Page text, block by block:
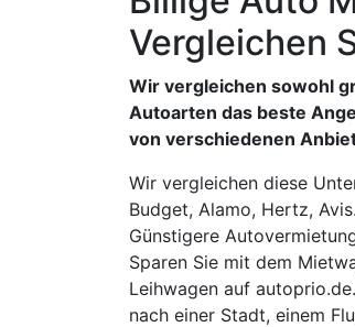
Vergleichen
Wir vergleichen sowohl
Autoarten das beste
von verschiedenen
Wir vergleichen diese
Budget, Alamo, Hertz,
Günstigere
Sparen Sie mit dem
Leihwagen auf
nach einer Stadt, einem